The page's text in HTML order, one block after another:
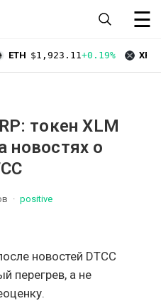
☰
ETH $1,923.11+0.19% XRP
токен XLM
новостях о
positive
новостей DTCC
перегрев, а не